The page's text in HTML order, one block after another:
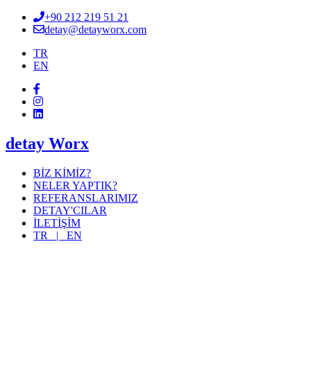
+90 212 219 51 21
detay@detayworx.com
TR
EN
detay Worx
BİZ KİMİZ?
NELER YAPTIK?
REFERANSLARIMIZ
DETAY'CILAR
İLETİŞİM
TR | EN